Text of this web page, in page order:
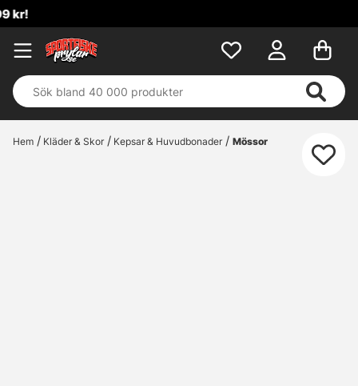
Hem Kläder & Skor Kepsar & Huvudbonader Mössor